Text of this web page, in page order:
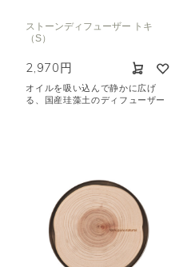
ストーンディフューザー トキ
（S）
2,970円
オイルを吸い込んで静かに広げ
る、国産珪藻土のディフューザー